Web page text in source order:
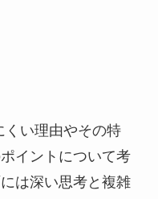
くい理由やその特
イントについて考
は深い思考と複雑